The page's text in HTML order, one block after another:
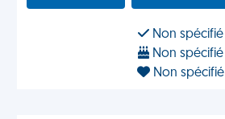
Non spécifié
Non spécifié
Non spécifié